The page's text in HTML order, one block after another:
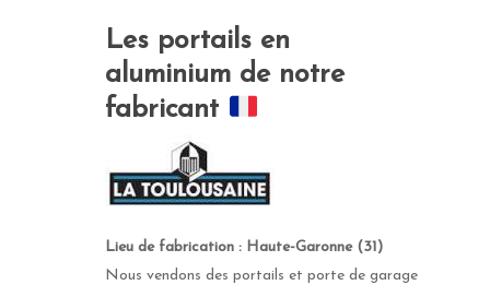
Les portails en
aluminium de notre
fabricant
Lieu de fabrication : Haute-Garonne (31)
Nous vendons des portails et porte de garage